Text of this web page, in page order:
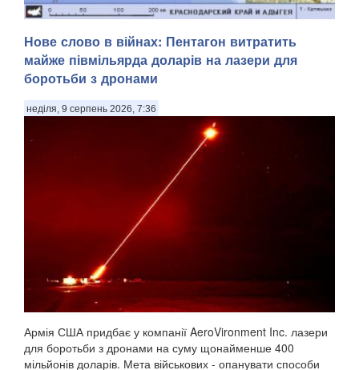
Уражена станція глушила супутниковий зв'язок Starlink .
Сили оборони України знищили чергову російську систему
радіоелектронної боротьби «Волна Купол Гарант», яка
глушила супутниковий зв'язок Starlink, – цього разу в
Геленджику Краснодарського краю. П...
Нове слово в війнах: Пентагон витратить
майже півмільярда доларів на лазери для
боротьби з дронами
неділя, 9 серпень 2026, 7:36
Армія США придбає у компанії AeroVironment Inc. лазери
для боротьби з дронами на суму щонайменше 400
мільйонів доларів. Мета військових - опанувати способи